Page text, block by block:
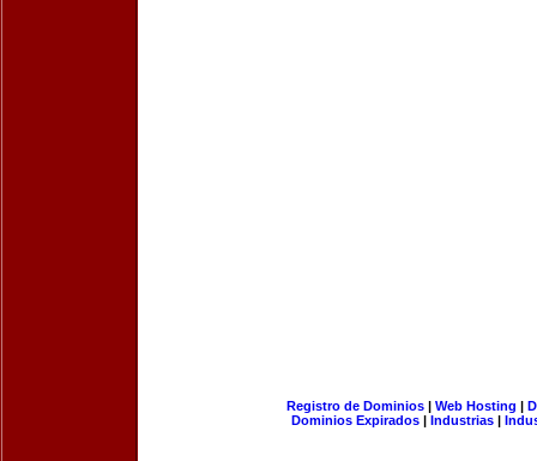
Registro de Dominios| Web Hosting |
Dominios Expirados | Industrias |